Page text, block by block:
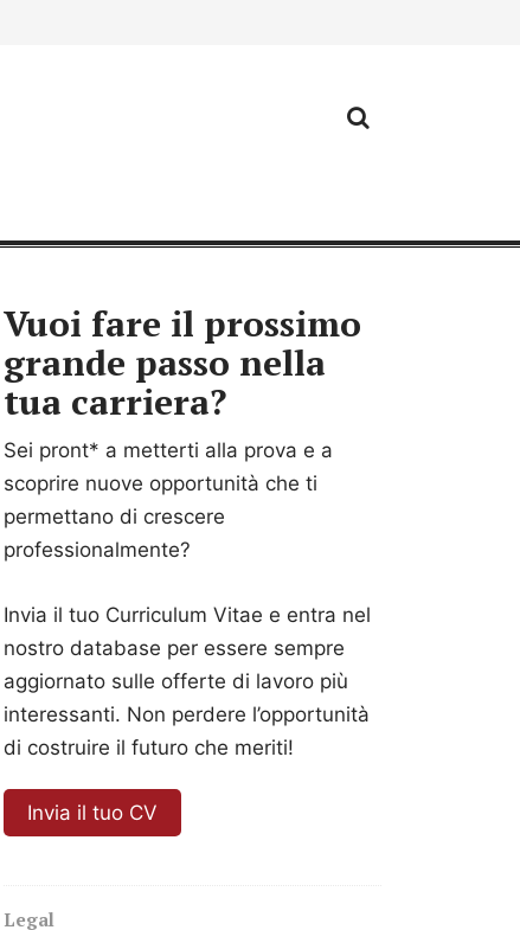
Vuoi fare il prossimo
grande passo nella
tua carriera?
Sei pront* a metterti alla prova e a
scoprire nuove opportunità che ti
permettano di crescere
professionalmente?
Invia il tuo Curriculum Vitae e entra nel
nostro database per essere sempre
aggiornato sulle offerte di lavoro più
interessanti. Non perdere l’opportunità
di costruire il futuro che meriti!
Invia il tuo CV
Legal